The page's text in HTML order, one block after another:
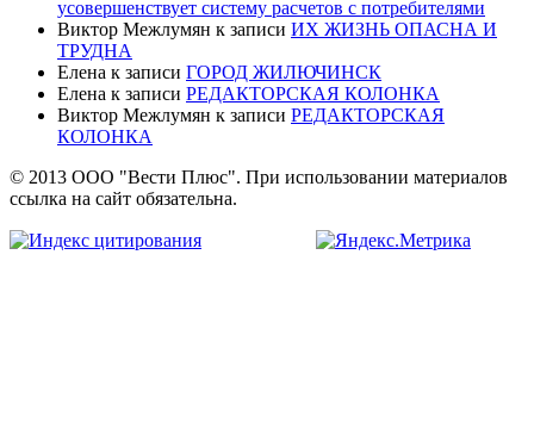
усовершенствует систему расчетов с потребителями
Виктор Межлумян к записи ИХ ЖИЗНЬ ОПАСНА И
ТРУДНА
Елена к записи ГОРОД ЖИЛЮЧИНСК
Елена к записи РЕДАКТОРСКАЯ КОЛОНКА
Виктор Межлумян к записи РЕДАКТОРСКАЯ
КОЛОНКА
© 2013 ООО "Вести Плюс". При использовании материалов
ссылка на сайт обязательна.